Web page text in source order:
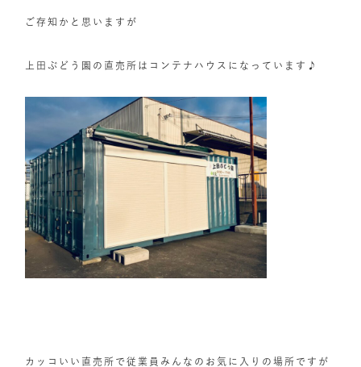
ご存知かと思いますが
上田ぶどう園の直売所はコンテナハウスになっています♪
カッコいい直売所で従業員みんなのお気に入りの場所ですが